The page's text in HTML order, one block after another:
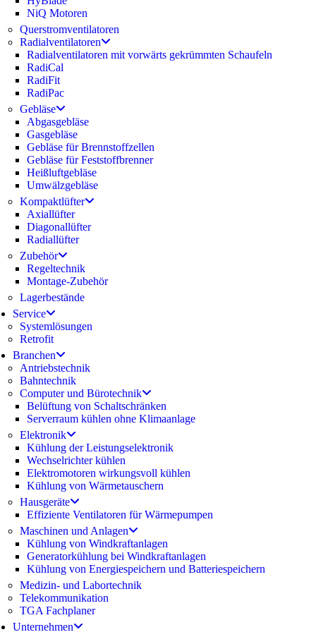
NiQ Motoren
Querstromventilatoren
Radialventilatoren
Radialventilatoren mit vorwärts gekrümmten Schaufeln
RadiCal
RadiFit
RadiPac
Gebläse
Abgasgebläse
Gasgebläse
Gebläse für Brennstoffzellen
Gebläse für Feststoffbrenner
Heißluftgebläse
Umwälzgebläse
Kompaktlüfter
Axiallüfter
Diagonallüfter
Radiallüfter
Zubehör
Regeltechnik
Montage-Zubehör
Lagerbestände
Service
Systemlösungen
Retrofit
Branchen
Antriebstechnik
Bahntechnik
Computer und Bürotechnik
Belüftung von Schaltschränken
Serverraum kühlen ohne Klimaanlage
Elektronik
Kühlung der Leistungselektronik
Wechselrichter kühlen
Elektromotoren wirkungsvoll kühlen
Kühlung von Wärmetauschern
Hausgeräte
Effiziente Ventilatoren für Wärmepumpen
Maschinen und Anlagen
Kühlung von Windkraftanlagen
Generatorkühlung bei Windkraftanlagen
Kühlung von Energiespeichern und Batteriespeichern
Medizin- und Labortechnik
Telekommunikation
TGA Fachplaner
Unternehmen